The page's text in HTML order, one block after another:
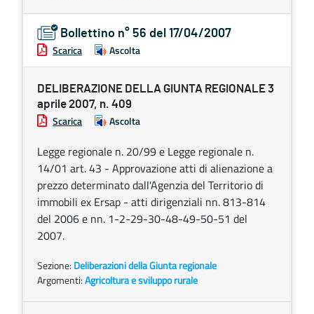
Bollettino n° 56 del 17/04/2007
Scarica Ascolta
DELIBERAZIONE DELLA GIUNTA REGIONALE 3
aprile 2007, n. 409
Scarica Ascolta
Legge regionale n. 20/99 e Legge regionale n.
14/01 art. 43 - Approvazione atti di alienazione a
prezzo determinato dall'Agenzia del Territorio di
immobili ex Ersap - atti dirigenziali nn. 813-814
del 2006 e nn. 1-2-29-30-48-49-50-51 del
2007.
Sezione: Deliberazioni della Giunta regionale
Argomenti:Agricoltura e sviluppo rurale